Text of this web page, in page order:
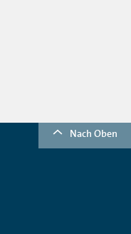
Nach Oben